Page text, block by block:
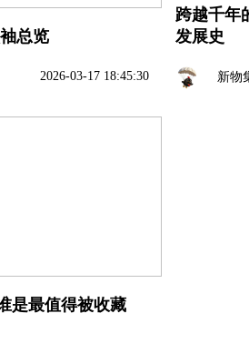
总览
2026-03-17 18:45:30
跨越千
发展史
新物
是最值得被收藏